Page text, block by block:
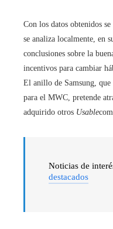
Con los datos obtenidos
se analiza localmente, en
conclusiones sobre la
incentivos para cambiar
El anillo de Samsung,
para el MWC, pretende
adquirido otros Usable
Noticias de
destacados